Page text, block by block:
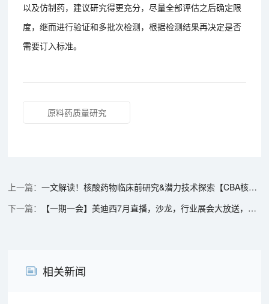
以及仿制药，建议研究得更充分，尽量全部评估之后确定限
度，继而进行验证和多批次检测，根据检测结果再决定是否
需要订入标准。
原料药质量研究
一文解读！核酸药物临床前研究&潜力技术探索【CBA核酸论坛系列报道-1】
【一期一会】美迪西7月直播，沙龙，行业展会大放送，期待与你全球相会
相关新闻